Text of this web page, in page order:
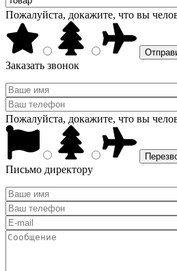
Пожалуйста, докажите, что вы
Заказать звонок
Пожалуйста, докажите, что вы
Письмо директору